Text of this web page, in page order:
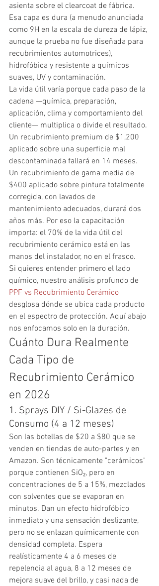
asienta sobre el clearcoat de fábrica.
Esa capa es dura (a menudo anunciada
como 9H en la escala de dureza de lápiz,
aunque la prueba no fue diseñada para
recubrimientos automotrices),
hidrofóbica y resistente a químicos
suaves, UV y contaminación.
La vida útil varía porque cada paso de la
cadena —química, preparación,
aplicación, clima y comportamiento del
cliente— multiplica o divide el resultado.
Un recubrimiento premium de $1,200
aplicado sobre una superficie mal
descontaminada fallará en 14 meses.
Un recubrimiento de gama media de
$400 aplicado sobre pintura totalmente
corregida, con lavados de
mantenimiento adecuados, durará dos
años más. Por eso la capacitación
importa: el 70% de la vida útil del
recubrimiento cerámico está en las
manos del instalador, no en el frasco.
Si quieres entender primero el lado
químico, nuestro análisis profundo de
PPF vs Recubrimiento Cerámico
desglosa dónde se ubica cada producto
en el espectro de protección. Aquí abajo
nos enfocamos solo en la duración.
Cuánto Dura Realmente
Cada Tipo de
Recubrimiento Cerámico
en 2026
1. Sprays DIY / Si-Glazes de
Consumo (4 a 12 meses)
Son las botellas de $20 a $80 que se
venden en tiendas de auto-partes y en
Amazon. Son técnicamente "cerámicos"
porque contienen SiO₂, pero en
concentraciones de 5 a 15%, mezclados
con solventes que se evaporan en
minutos. Dan un efecto hidrofóbico
inmediato y una sensación deslizante,
pero no se enlazan químicamente con
densidad completa. Espera
realísticamente 4 a 6 meses de
repelencia al agua, 8 a 12 meses de
mejora suave del brillo, y casi nada de